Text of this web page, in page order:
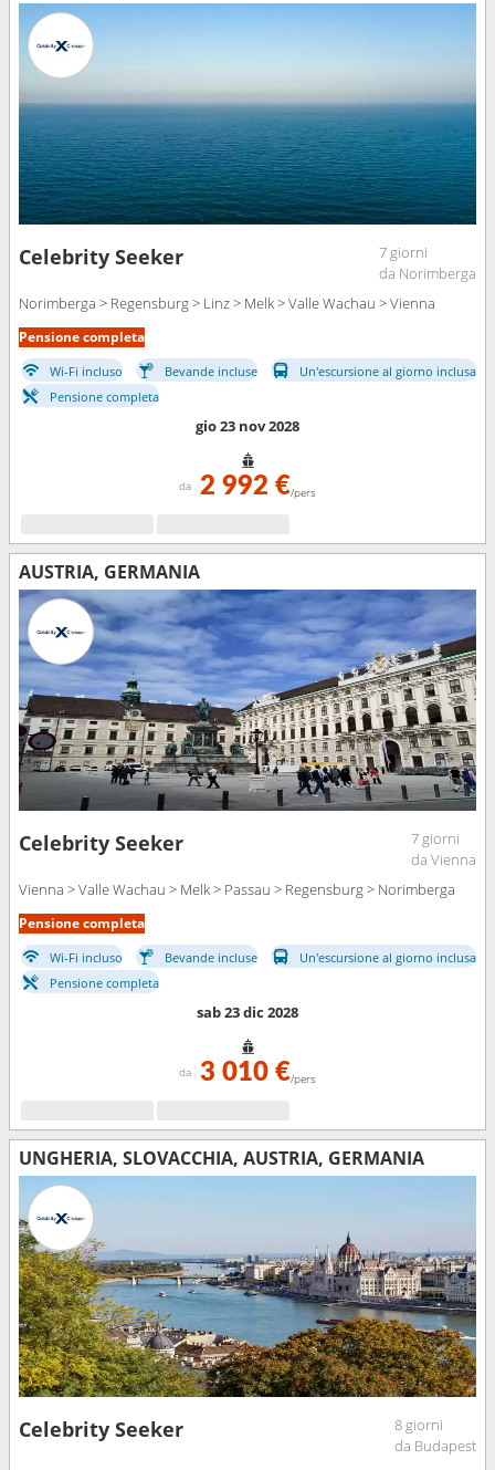
Celebrity Seeker
7 giorni
da Norimberga
Norimberga > Regensburg > Linz > Melk > Valle Wachau > Vienna
Pensione completa
Wi-Fi incluso Bevande incluse
Un'escursione al giorno inclusa
Pensione completa
gio 23 nov 2028
da 2 992 €/pers
AUSTRIA, GERMANIA
Celebrity Seeker
7 giorni
da Vienna
Vienna > Valle Wachau > Melk > Passau > Regensburg > Norimberga
Pensione completa
Wi-Fi incluso Bevande incluse
Un'escursione al giorno inclusa
Pensione completa
sab 23 dic 2028
da 3 010 €/pers
UNGHERIA, SLOVACCHIA, AUSTRIA, GERMANIA
Celebrity Seeker
8 giorni
da Budapest